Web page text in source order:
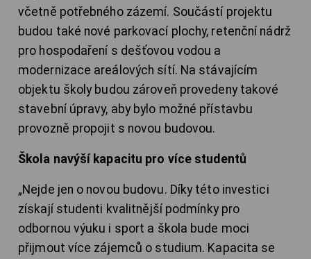
včetně potřebného zázemí. Součástí projektu
budou také nové parkovací plochy, retenční nádrž
pro hospodaření s dešťovou vodou a
modernizace areálových sítí. Na stávajícím
objektu školy budou zároveň provedeny takové
stavební úpravy, aby bylo možné přístavbu
provozně propojit s novou budovou.
Škola navýší kapacitu pro více studentů
„Nejde jen o novou budovu. Díky této investici
získají studenti kvalitnější podmínky pro
odbornou výuku i sport a škola bude moci
přijmout více zájemců o studium. Kapacita se